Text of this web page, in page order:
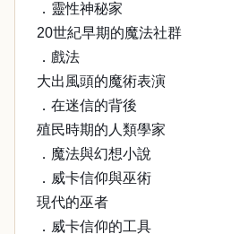
．靈性神秘家
20世紀早期的魔法社群
．戲法
大出風頭的魔術表演
．在迷信的背後
殖民時期的人類學家
．魔法與幻想小說
．威卡信仰與巫術
現代的巫者
．威卡信仰的工具